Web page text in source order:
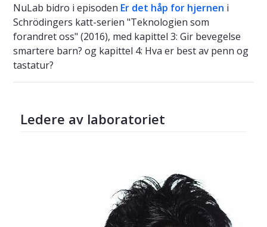
NuLab bidro i episoden Er det håp for hjernen i
Schrödingers katt-serien "Teknologien som
forandret oss" (2016), med kapittel 3: Gir bevegelse
smartere barn? og kapittel 4: Hva er best av penn og
tastatur?
Ledere av laboratoriet